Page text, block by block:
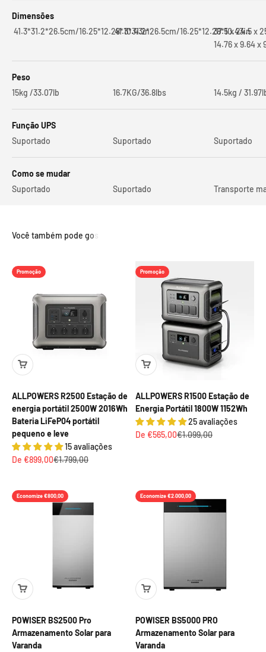
Dimensões
41.3*31.2*26.5cm/16.25*12.28*10.43in41.3*31.2*26.5cm/16.25*12.28*10.43in
37.5 x 24.5 x
14.76 x 9.64 x
Peso
15kg /33.07lb
16.7KG/36.8lbs 14.5kg /
Função UPS
Suportado
Suportado Suportado
Como se mudar
Suportado
Suportado Transporte
Promoção
ALLPOWERS R2500 Estação de
energia portátil 2500W 2016Wh
Bateria LiFeP04 portátil
pequeno e leve
15 avaliações
Preço promocional
De €899,00Preço normal
€1.799,00
Promoção
ALLPOWERS R1500 Estação de
Energia Portátil 1800W 1152Wh
25 avaliações
Preço promocional
De €565,00Preço normal
€1.099,00
Economize €800,00
POWISER BS2500 Pro
Armazenamento Solar para
Varanda
Economize €2.000,00
POWISER BS5000 PRO
Armazenamento Solar para
Varanda